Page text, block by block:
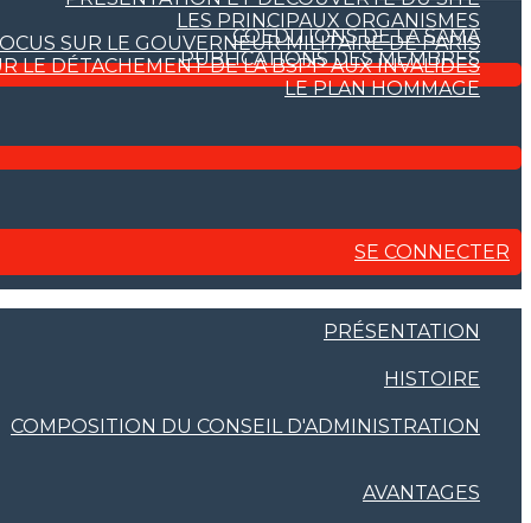
LES PRINCIPAUX ORGANISMES
SUR LE GOUVERNEUR MILITAIRE DE PARIS
LE DÉTACHEMENT DE LA BSPP AUX INVALIDES
LE PLAN HOMMAGE
COÉDITIONS DE LA SAMA
PUBLICATIONS DES MEMBRES
SE CONNECTER
PRÉSENTATION
HISTOIRE
COMPOSITION DU CONSEIL D'ADMINISTRATION
AVANTAGES